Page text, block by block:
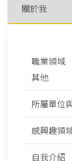
職業領域
其他
所屬單位
感興趣領
自我介紹